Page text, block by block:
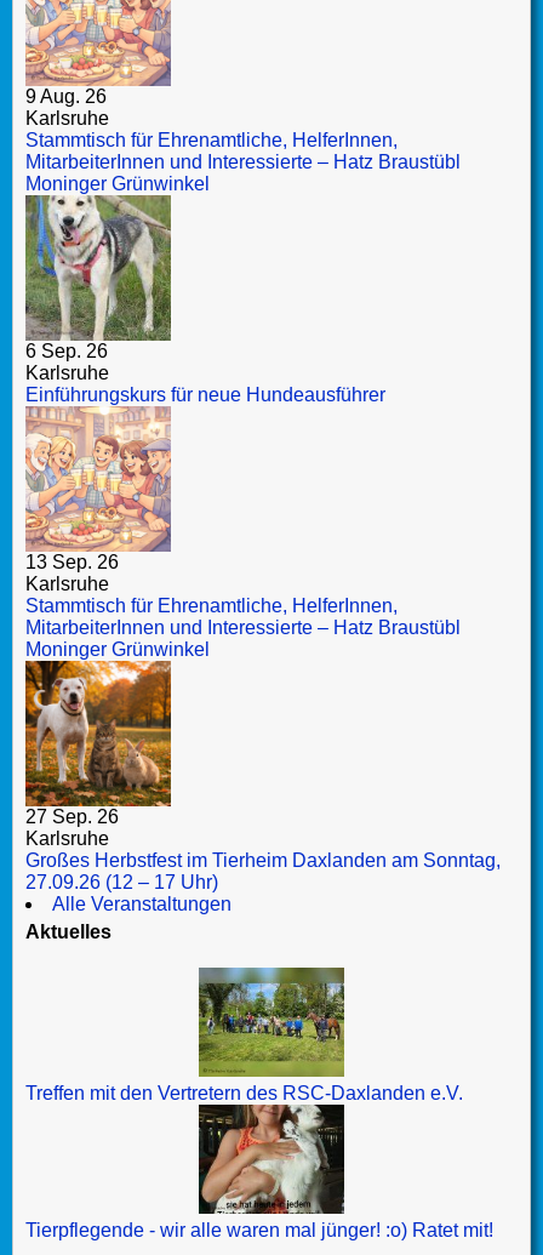
9 Aug. 26
Karlsruhe
Stammtisch für Ehrenamtliche, HelferInnen,
MitarbeiterInnen und Interessierte – Hatz Braustübl
Moninger Grünwinkel
6 Sep. 26
Karlsruhe
Einführungskurs für neue Hundeausführer
13 Sep. 26
Karlsruhe
Stammtisch für Ehrenamtliche, HelferInnen,
MitarbeiterInnen und Interessierte – Hatz Braustübl
Moninger Grünwinkel
27 Sep. 26
Karlsruhe
Großes Herbstfest im Tierheim Daxlanden am Sonntag,
27.09.26 (12 – 17 Uhr)
Alle Veranstaltungen
Aktuelles
Treffen mit den Vertretern des RSC-Daxlanden e.V.
Tierpflegende - wir alle waren mal jünger! :o) Ratet mit!